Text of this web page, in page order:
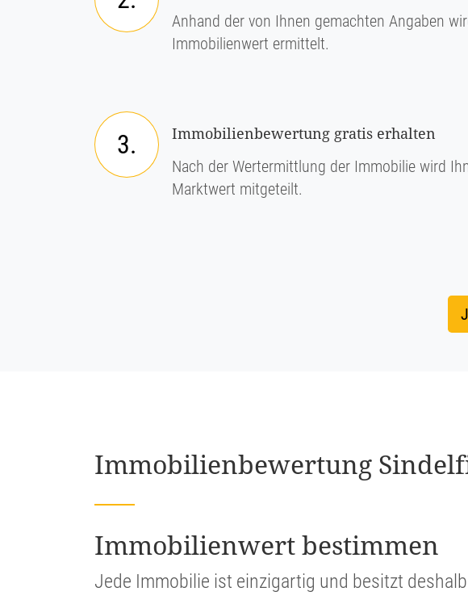
Anhand der von Ihnen gemachten Angaben
Immobilienwert ermittelt.
3.
Immobilienbewertung gratis erhalten
Nach der Wertermittlung der Immobilie wird
Marktwert mitgeteilt.
Immobi­li­en­be­wer­tung
Immobi­li­en­wert bestimmen
Jede Immobilie ist einzig­artig und besitzt